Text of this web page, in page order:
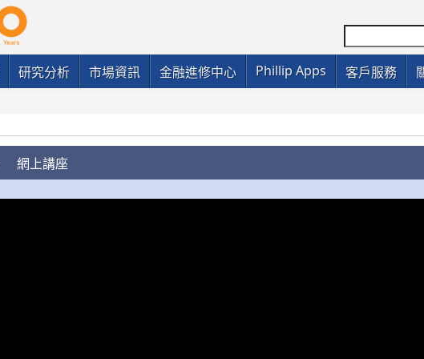
研究分析 市場資訊 金融進修中心 Phillip Apps 客戶服務
網上講座